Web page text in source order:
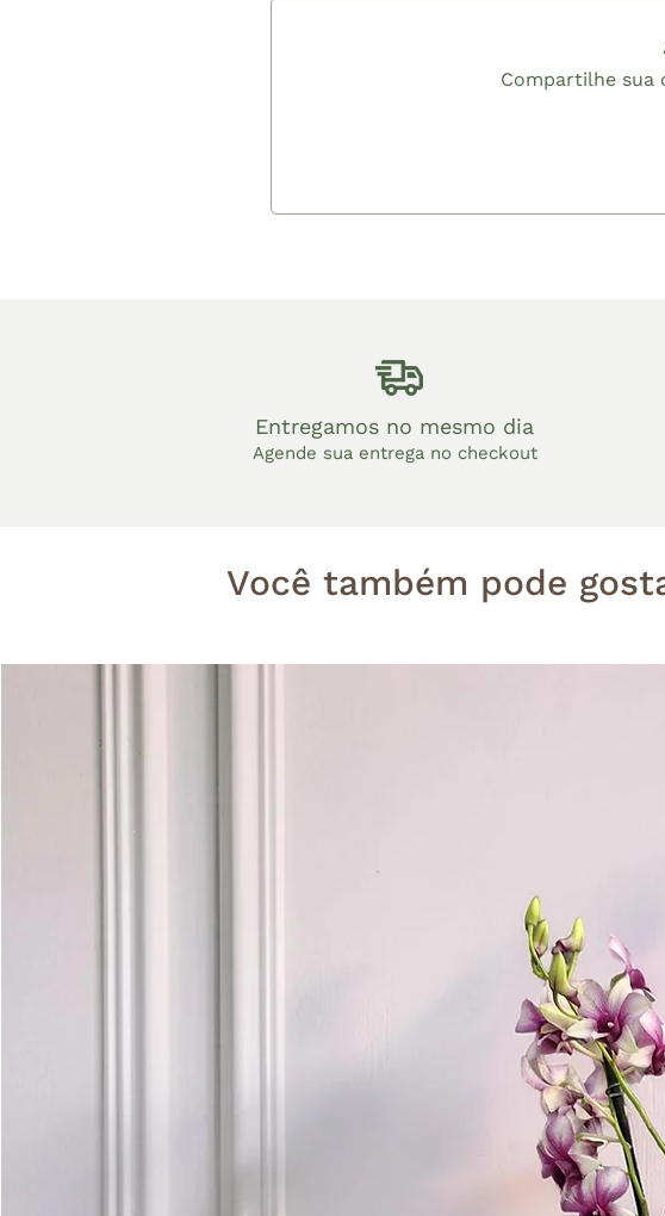
Compartilhe sua
Entregamos no mesmo dia
Agende sua entrega no checkout
Você também pode